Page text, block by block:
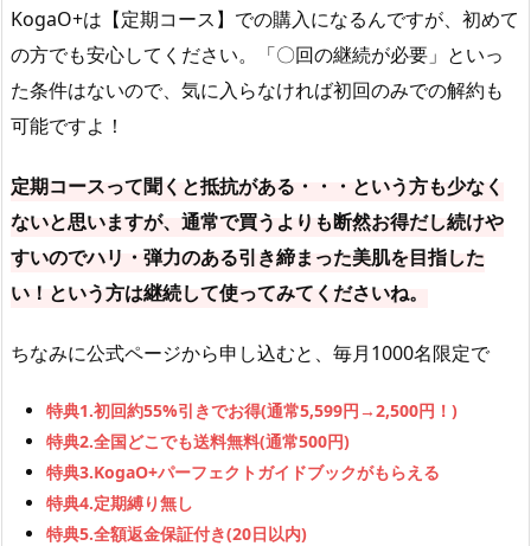
KogaO+は【定期コース】での購入になるんですが、初めて
の方でも安心してください。「〇回の継続が必要」といっ
た条件はないので、気に入らなければ初回のみでの解約も
可能ですよ！
定期コースって聞くと抵抗がある・・・という方も少なく
ないと思いますが、通常で買うよりも断然お得だし続けや
すいのでハリ・弾力のある引き締まった美肌を目指した
い！という方は継続して使ってみてくださいね。
ちなみに公式ページから申し込むと、毎月1000名限定で
特典1.初回約55%引きでお得(通常5,599円→2,500円！)
特典2.全国どこでも送料無料(通常500円)
特典3.KogaO+パーフェクトガイドブックがもらえる
特典4.定期縛り無し
特典5.全額返金保証付き(20日以内)